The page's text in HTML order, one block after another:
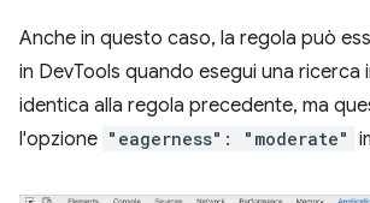
Anche in questo caso, la regola può
in DevTools quando esegui una ricerca
identica alla regola precedente, ma
l'opzione "eagerness": "moderate"